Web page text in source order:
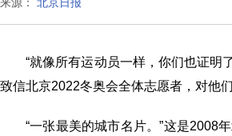
“就像所有运动员一样，你们也证明
致信北京2022冬奥会全体志愿者，对他
“一张最美的城市名片。”这是2008